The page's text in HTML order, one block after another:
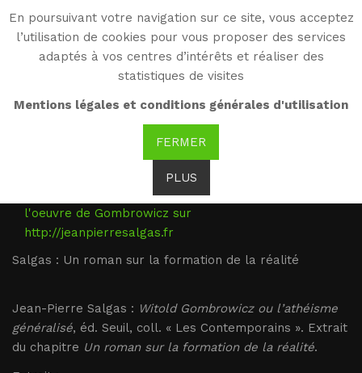
En poursuivant votre navigation sur ce site, vous acceptez
l’utilisation de cookies pour vous proposer des services
adaptés à vos centres d’intérêts et réaliser des
statistiques de visites
Mentions légales et conditions générales d'utilisation
FERMER
PLUS
WG
Witold Gombrowicz
Salgas : Un roman sur la
formation de la réalité
Ensemble des articles de Jean-Pierre Salgas sur
l'oeuvre de Gombrowicz sur
http://jeanpierresalgas.fr
Salgas : Un roman sur la formation de la réalité
Jean-Pierre Salgas : Witold Gombrowicz ou l’athéisme
généralisé, éd. Seuil, coll. « Les Contemporains ». Extrait
du chapitre Un roman sur la formation de la réalité.